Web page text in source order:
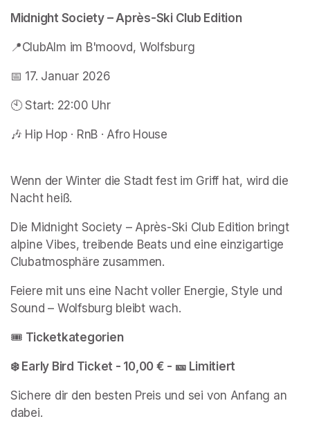
Midnight Society – Après-Ski Club Edition
📍ClubAlm im B'moovd, Wolfsburg
📅 17. Januar 2026
🕙 Start: 22:00 Uhr
🎶 Hip Hop · RnB · Afro House
Wenn der Winter die Stadt fest im Griff hat, wird die
Nacht heiß.
Die Midnight Society – Après-Ski Club Edition bringt
alpine Vibes, treibende Beats und eine einzigartige
Clubatmosphäre zusammen.
Feiere mit uns eine Nacht voller Energie, Style und
Sound – Wolfsburg bleibt wach.
🎟 Ticketkategorien
❄️ Early Bird Ticket - 10,00 € - 🎫 Limitiert
Sichere dir den besten Preis und sei von Anfang an
dabei.